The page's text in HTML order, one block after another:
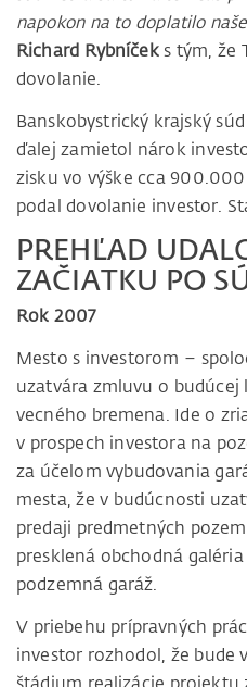
napokon na to doplatilo
Richard Rybníčeks tým, že
dovolanie.
Banskobystrický krajský
ďalej zamietol nárok
zisku vo výške cca
podal dovolanie investor.
PREHĽAD
ZAČIATKU PO
Rok 2007
Mesto s investorom –
uzatvára zmluvu o
vecného bremena. Ide o
v prospech investora na
za účelom vybudovania
mesta, že v budúcnosti
predaji predmetných
presklená obchodná
podzemná garáž.
V priebehu prípravných
investor rozhodol, že bude